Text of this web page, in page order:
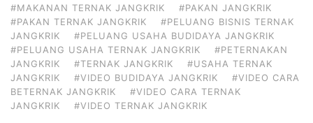
#MAKANAN TERNAK JANGKRIK
#PAKAN JANGKRIK
#PAKAN TERNAK JANGKRIK
#PELUANG BISNIS TERNAK
JANGKRIK
#PELUANG USAHA BUDIDAYA JANGKRIK
#PELUANG USAHA TERNAK JANGKRIK
#PETERNAKAN
JANGKRIK
#TERNAK JANGKRIK
#USAHA TERNAK
JANGKRIK
#VIDEO BUDIDAYA JANGKRIK
#VIDEO CARA
BETERNAK JANGKRIK
#VIDEO CARA TERNAK
JANGKRIK
#VIDEO TERNAK JANGKRIK